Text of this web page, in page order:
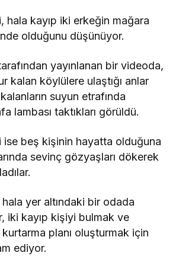
hala kayıp iki erkeğin mağara
olduğunu düşünüyor.
yayınlanan bir videoda,
kalan köylülere ulaştığı anlar
suyun etrafında
lambası taktıkları görüldü.
ise beş kişinin hayatta olduğuna
sevinç gözyaşları dökerek
yer altındaki bir odada
iki kayıp kişiyi bulmak ve
planı oluşturmak için
ediyor.